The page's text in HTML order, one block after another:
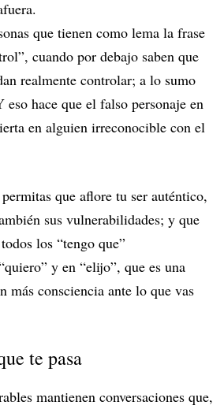
que tienen como lema la frase
cuando por debajo saben que
realmente controlar; a lo sumo
hace que el falso personaje en
en alguien irreconocible con el
que aflore tu ser auténtico,
sus vulnerabilidades; y que
los “tengo que”
y en “elijo”, que es una
más consciencia ante lo que vas
te pasa
mantienen conversaciones que,